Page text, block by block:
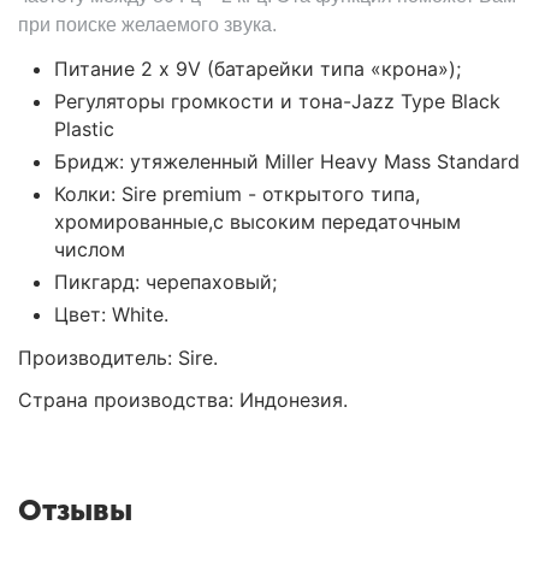
при поиске желаемого звука.
Питание 2 x 9V (батарейки типа «крона»);
Регуляторы громкости и тона-Jazz Type Black
Plastic
Бридж: утяжеленный Miller Heavy Mass Standard
Колки: Sire premium - открытого типа,
хромированные,с высоким передаточным
числом
Пикгард: черепаховый;
Цвет: White.
Производитель: Sire.
Страна производства: Индонезия.
Отзывы